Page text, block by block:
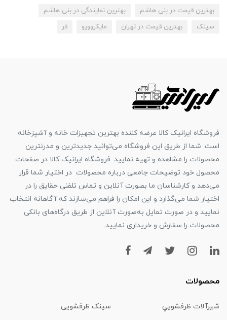
بهترین قیمت در بنی هاشم
بهترین نمایندگی در بنی هاشم
سینک
بهترین قیمت در تهران مایکروویو فر
فروشگاه ایرانیک کالا عرضه کننده بهترین تجهیزات خانه و آشپزخانه
است. شما از طریق این فروشگاه می‌توانید جدیدترین و مدرنترین
محصولات را مشاهده و تهیه نمایید. فروشگاه ایرانیک کالا در صفحات
محصول خود توضیحات جامعی درباره محصولات در اختیار شما قرار
می‌دهد و کارشناسان ما بصورت آنلاین و تماس تلفنی حقایق را در
اختیار شما می‌گذارد و این امکان را فراهم می‌سازند که آگاهانه انتخاب
نمایید و در صورت تمایل به‌صورت آنلاین از طریق درگاه‌های بانکی
محصولات را سفارش و خریداری نمایید.
محصولات
شیرآلات ظرفشويي سینک ظرفشویی